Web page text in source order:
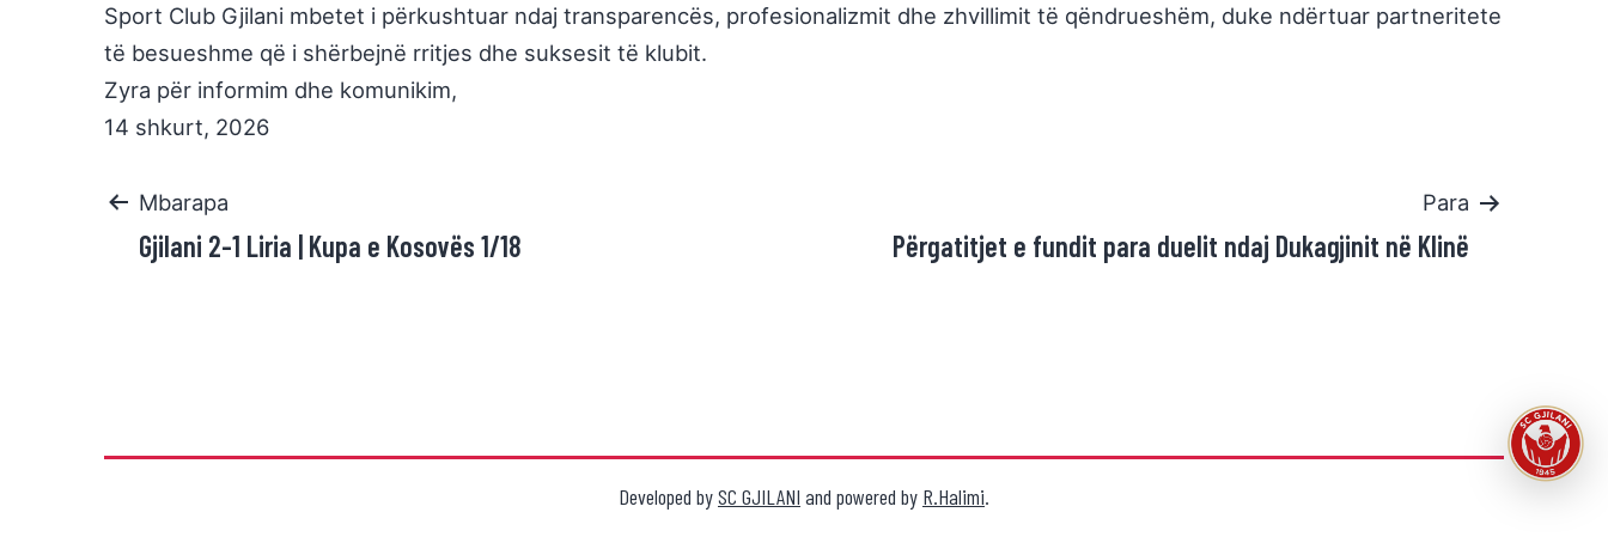
Sport Club Gjilani mbetet i përkushtuar ndaj transparencës, profesionalizmit dhe zhvillimit të qëndrueshëm, duke ndërtuar partneritete
të besueshme që i shërbejnë rritjes dhe suksesit të klubit.
Zyra për informim dhe komunikim,
14 shkurt, 2026
Mbarapa
Gjilani 2-1 Liria | Kupa e Kosovës 1/18
Para
Përgatitjet e fundit para duelit ndaj Dukagjinit në Klinë
Developed bySC GJILANI and powered by R.Halimi.